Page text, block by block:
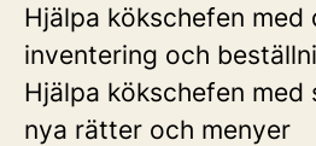
Hjälpa kökschefen med
inventering och
Hjälpa kökschefen med
nya rätter och menyer